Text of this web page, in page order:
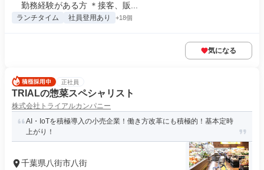
勤務経験がある方 ＊接客、販...
ランチタイム 社員登用あり +18個
気になる
正社員
TRIALの惣菜スペシャリスト
株式会社トライアルカンパニー
AI・IoTを積極導入の小売企業！働き方改革にも積極的！基本定時
上がり！
千葉県八街市八街